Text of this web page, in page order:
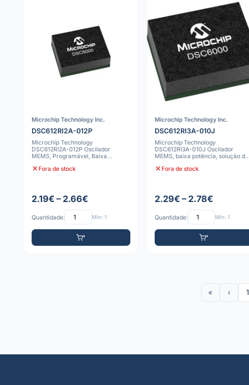
Microchip Technology Inc.
DSC612RI2A-012P
Microchip Technology
DSC612RI2A-012P Oscilador
MEMS, Programável, Baixa
Fora de stock
2.19€ – 2.66€
Quantidade: Mín: 1
Microchip Technology Inc.
DSC612RI3A-010J
Microchip Technology
DSC612RI3A-010J Oscilador
MEMS, baixa potência, solução de
Fora de stock
2.29€ – 2.78€
Quantidade: Mín: 1
« ‹ 1